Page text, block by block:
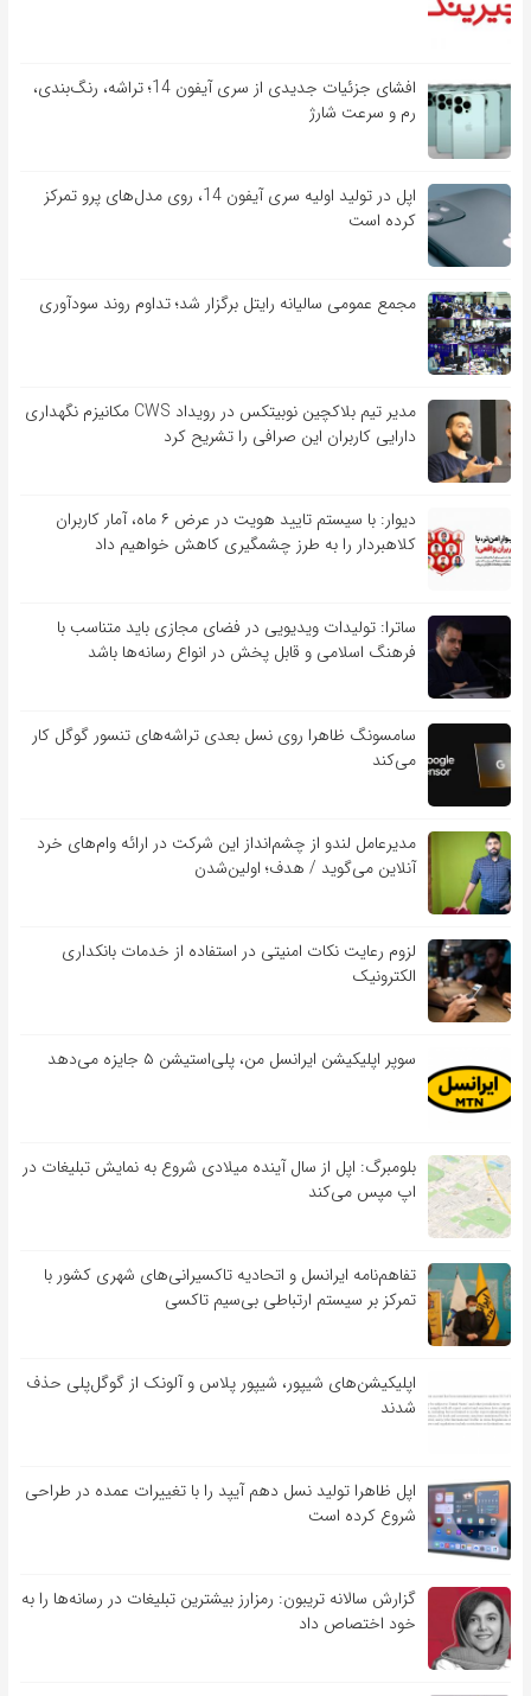
افشای جزئیات جدیدی از سری آیفون 14؛ تراشه، رنگ‌بندی،
رم و سرعت شارژ
اپل در تولید اولیه سری آیفون 14، روی مدل‌های پرو تمرکز
کرده است
مجمع عمومی سالیانه رایتل برگزار شد؛ تداوم روند سودآوری
مدیر تیم بلاکچین نوبیتکس در رویداد CWS مکانیزم نگهداری
دارایی کاربران این صرافی را تشریح کرد
دیوار: با سیستم تایید هویت در عرض ۶ ماه، آمار کاربران
کلاهبردار را به طرز چشمگیری کاهش خواهیم داد
ساترا: تولیدات ویدیویی در فضای مجازی باید متناسب با
فرهنگ اسلامی و قابل پخش در انواع رسانه‌ها باشد
سامسونگ ظاهرا روی نسل بعدی تراشه‌های تنسور گوگل کار
می‌کند
مدیرعامل لندو از چشم‌انداز این شرکت در ارائه وام‌های خرد
آنلاین می‌گوید / هدف؛ اولین‌شدن
لزوم رعایت نکات امنیتی در استفاده از خدمات بانکداری
الکترونیک
سوپر اپلیکیشن ایرانسل من، پلی‌استیشن ۵ جایزه می‌دهد
بلومبرگ: اپل از سال آینده میلادی شروع به نمایش تبلیغات در
اپ مپس می‌کند
تفاهم‌نامه‌ ایرانسل و اتحادیه تاکسیرانی‌های شهری کشور با
تمرکز بر سیستم ارتباطی بی‌سیم تاکسی
اپلیکیشن‌های شیپور، شیپور پلاس و آلونک از گوگل‌پلی حذف
شدند
اپل ظاهرا تولید نسل دهم آیپد را با تغییرات عمده در طراحی
شروع کرده است
گزارش سالانه تریبون: رمزارز بیشترین تبلیغات در رسانه‌ها را به
خود اختصاص داد